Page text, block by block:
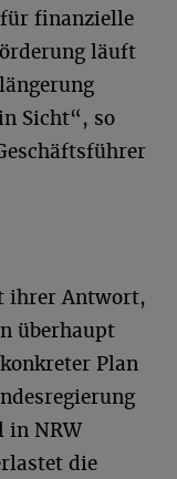
finanzielle
läuft
Sicht“, so
ihrer Antwort,
überhaupt
Plan
in NRW
die